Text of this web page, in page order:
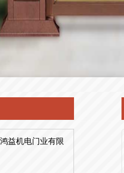
益机电门业有限